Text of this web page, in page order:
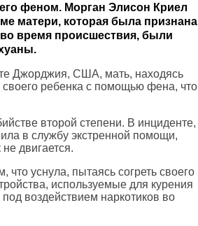
феном. Морган Элисон Криел
матери, которая была признана
время происшествия, были
Джорджия, США, мать, находясь
своего ребенка с помощью фена, что
второй степени. В инциденте,
в службу экстренной помощи,
двигается.
что уснула, пытаясь согреть своего
используемые для курения
воздействием наркотиков во